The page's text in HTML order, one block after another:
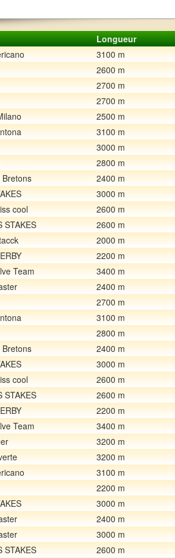
Longueur
3100 m
2600 m
2700 m
2700 m
2500 m
3100 m
3000 m
2800 m
Bretons
2400 m
3000 m
cool
2600 m
STAKES
2600 m
2000 m
2200 m
Team
3400 m
2400 m
2700 m
3100 m
2800 m
Bretons
2400 m
3000 m
cool
2600 m
STAKES
2600 m
2200 m
Team
3400 m
3200 m
3200 m
3100 m
2200 m
3000 m
2400 m
3000 m
STAKES
2600 m